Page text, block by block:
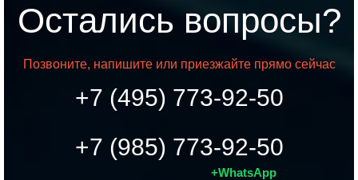
Остались вопросы?
Позвоните, напишите или приезжайте прямо сейчас
+7 (495) 773-92-50
+7 (985) 773-92-50
+WhatsApp